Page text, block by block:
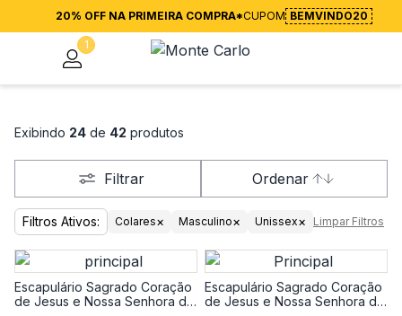
20% OFF NA PRIMEIRA COMPRA*CUPOM BEMVINDO20
1
Exibindo 24 de 42 produtos
Filtrar Ordenar
Filtros Ativos: Colares× Masculino× Unissex× Limpar Filtros
Escapulário Sagrado Coração
de Jesus e Nossa Senhora do
Escapulário Sagrado Coração
de Jesus e Nossa Senhora do